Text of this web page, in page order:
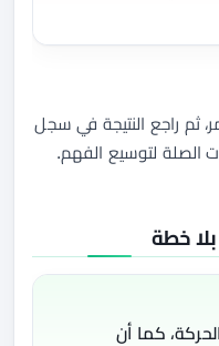
ثم راجع النتيجة في سجل
الصلة لتوسيع الفهم.
خطة
كما أن